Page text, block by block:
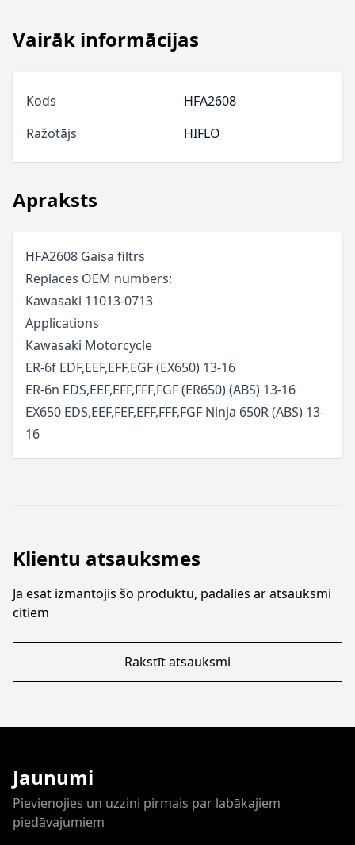
Apraksts
HFA2608 Gaisa filtrs
Replaces OEM numbers:
Kawasaki 11013-0713
Applications
Kawasaki Motorcycle
ER-6f EDF,EEF,EFF,EGF (EX650) 13-16
ER-6n EDS,EEF,EFF,FFF,FGF (ER650) (ABS) 13-16
EX650 EDS,EEF,FEF,EFF,FFF,FGF Ninja 650R (ABS) 13-
16
Vairāk informācijas
Kods
HFA2608
Ražotājs
HIFLO
Klientu atsauksmes
Ja esat izmantojis šo produktu, padalies ar atsauksmi
citiem
Rakstīt atsauksmi
Jaunumi
Pievienojies un uzzini pirmais par labākajiem
piedāvajumiem